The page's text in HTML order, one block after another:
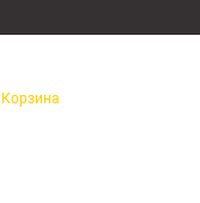
Корзина